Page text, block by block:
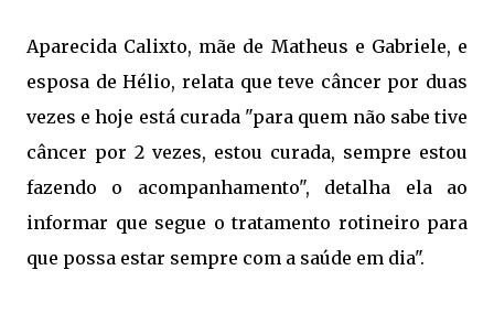
Aparecida Calixto, mãe de Matheus e Gabriele, e
esposa de Hélio, relata que teve câncer por duas
vezes e hoje está curada "para quem não sabe tive
câncer por 2 vezes, estou curada, sempre estou
fazendo o acompanhamento", detalha ela ao
informar que segue o tratamento rotineiro para
que possa estar sempre com a saúde em dia".